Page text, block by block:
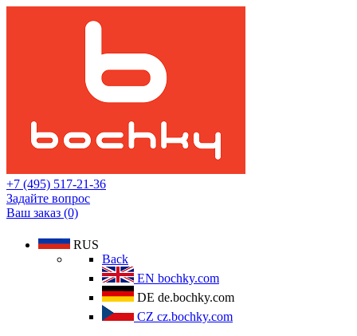
+7 (495) 517-21-36
Задайте вопрос
Ваш заказ (0)
RUS
Back
EN bochky.com
DE de.bochky.com
CZ cz.bochky.com